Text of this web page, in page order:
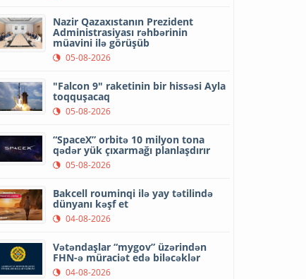
Nazir Qazaxıstanın Prezident
Administrasiyası rəhbərinin
müavini ilə görüşüb
05-08-2026
"Falcon 9" raketinin bir hissəsi Ayla
toqquşacaq
05-08-2026
“SpaceX” orbitə 10 milyon tona
qədər yük çıxarmağı planlaşdırır
05-08-2026
Bakcell rouminqi ilə yay tətilində
dünyanı kəşf et
04-08-2026
Vətəndaşlar “mygov” üzərindən
FHN-ə müraciət edə biləcəklər
04-08-2026